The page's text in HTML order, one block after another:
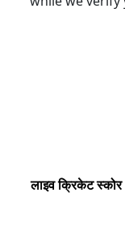
लाइव क्रिकेट स्कोर